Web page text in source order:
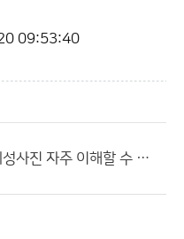
09:53:40
대한해협지역 강우 위성사진 자주 이해할 수 없어서